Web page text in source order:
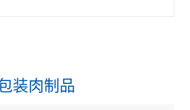
装肉制品